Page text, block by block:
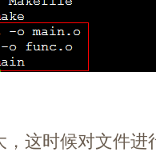
这时候对文件进